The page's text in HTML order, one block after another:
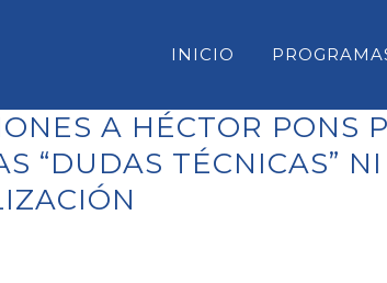
INICIO
A HÉCTOR PONS
“DUDAS TÉCNICAS”